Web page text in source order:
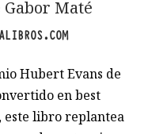
Maté
Hubert Evans de
en best
libro replantea